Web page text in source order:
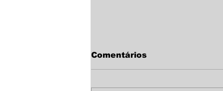
Comentários